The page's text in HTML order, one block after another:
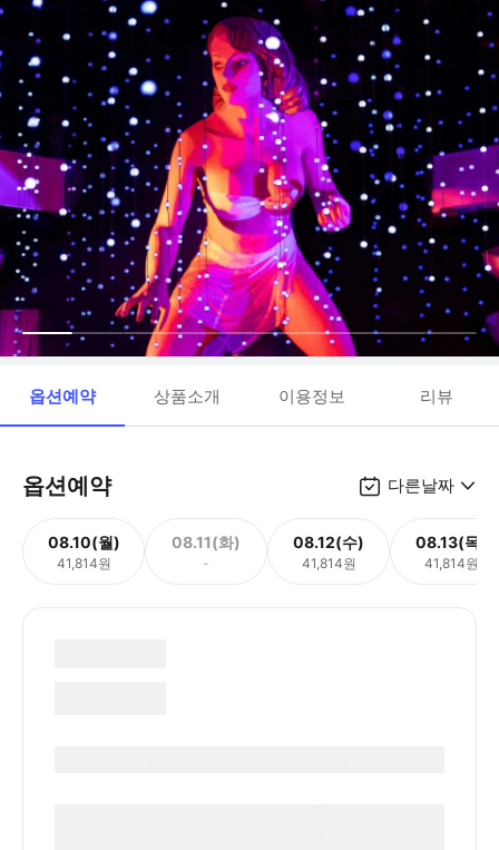
옵션예약 상품소개 이용정보 리뷰
옵션예약 다른날짜
08.10(월)
41,814원
08.11(화)
-
08.12(수)
41,814원
08.13(목)
41,814원